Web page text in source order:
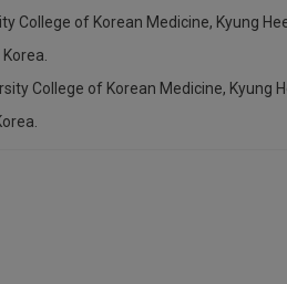
of Korean Medicine, Kyung
College of Korean Medicine, Kyung